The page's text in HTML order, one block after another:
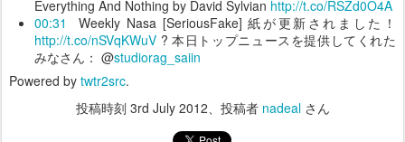
Everything And Nothing by David Sylvian http://t.co/RSZd0O4A
00:31
Weekly Nasa [SeriousFake] 紙が更新されました！
http://t.co/nSVqKWuV ? 本日トップニュースを提供してくれた
みなさん： @studiorag_saiin
Powered by twtr2src.
投稿時刻 3rd July 2012、投稿者 nadealさん